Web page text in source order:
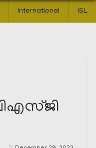
International ISL